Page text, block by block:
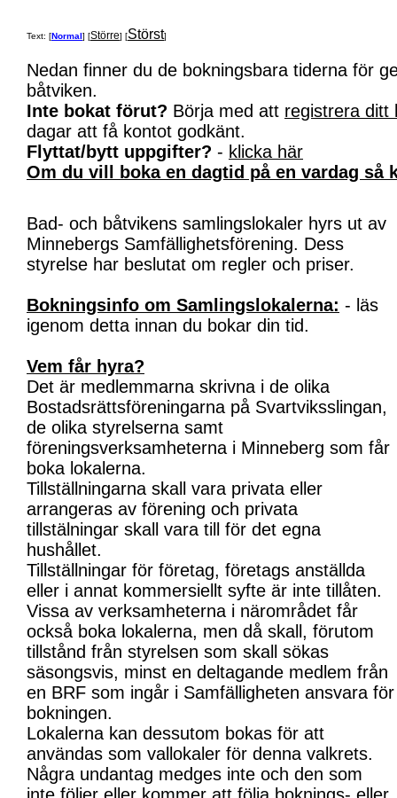
Text: [Normal] [Större] [Störst]
Nedan finner du de bokningsbara tiderna för
båtviken.
Inte bokat förut? Börja med att registrera ditt
dagar att få kontot godkänt.
Flyttat/bytt uppgifter? - klicka här
Om du vill boka en dagtid på en vardag så
Bad- och båtvikens samlingslokaler hyrs ut av
Minnebergs Samfällighetsförening. Dess
styrelse har beslutat om regler och priser.
Bokningsinfo om Samlingslokalerna: - läs
igenom detta innan du bokar din tid.
Vem får hyra?
Det är medlemmarna skrivna i de olika
Bostadsrättsföreningarna på Svartviksslingan,
de olika styrelserna samt
föreningsverksamheterna i Minneberg som får
boka lokalerna.
Tillställningarna skall vara privata eller
arrangeras av förening och privata
tillstälningar skall vara till för det egna
hushållet.
Tillställningar för företag, företags anställda
eller i annat kommersiellt syfte är inte tillåten.
Vissa av verksamheterna i närområdet får
också boka lokalerna, men då skall, förutom
tillstånd från styrelsen som skall sökas
säsongsvis, minst en deltagande medlem från
en BRF som ingår i Samfälligheten ansvara för
bokningen.
Lokalerna kan dessutom bokas för att
användas som vallokaler för denna valkrets.
Några undantag medges inte och den som